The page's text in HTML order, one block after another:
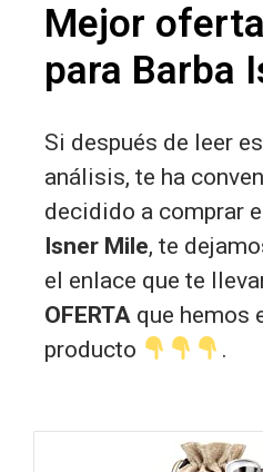
Mejor
para Barba
Si después de leer
análisis, te ha
decidido a comprar
Isner Mile, te
el enlace que te
OFERTA que hemos
producto
.